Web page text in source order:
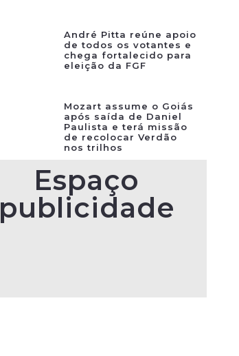
André Pitta reúne apoio
de todos os votantes e
chega fortalecido para
eleição da FGF
Mozart assume o Goiás
após saída de Daniel
Paulista e terá missão
de recolocar Verdão
nos trilhos
Espaço
publicidade